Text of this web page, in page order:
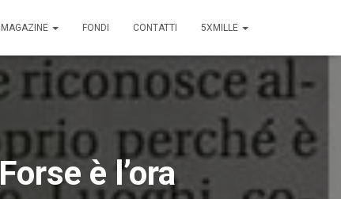
MAGAZINE FONDI CONTATTI 5XMILLE
è l’ora